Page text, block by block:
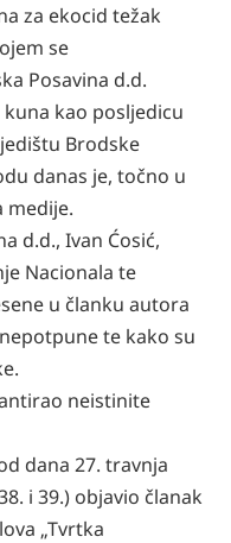
za ekocid težak
se
Posavina d.d.
kao posljedicu
Brodske
danas je, točno u
medije.
d.d., Ivan Ćosić,
Nacionala te
u članku autora
te kako su
neistinite
dana 27. travnja
i 39.) objavio članak
„Tvrtka